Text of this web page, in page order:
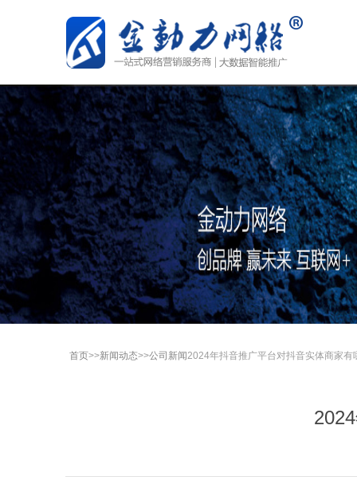
首页>>新闻动态>>公司新闻2024年抖音推广平台对抖音实体商家有